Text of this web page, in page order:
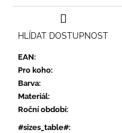
EAN:
Pro koho:
Barva:
Materiál:
Roční období:
#sizes_table#:
HLÍDAT DOSTUPNOST